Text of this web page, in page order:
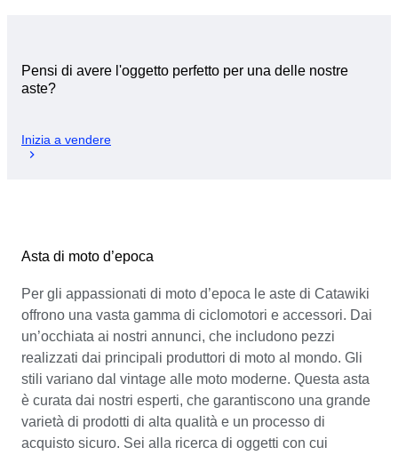
Pensi di avere l'oggetto perfetto per una delle nostre
aste?
Inizia a vendere
Asta di moto d’epoca
Per gli appassionati di moto d’epoca le aste di Catawiki
offrono una vasta gamma di ciclomotori e accessori. Dai
un’occhiata ai nostri annunci, che includono pezzi
realizzati dai principali produttori di moto al mondo. Gli
stili variano dal vintage alle moto moderne. Questa asta
è curata dai nostri esperti, che garantiscono una grande
varietà di prodotti di alta qualità e un processo di
acquisto sicuro. Sei alla ricerca di oggetti con cui